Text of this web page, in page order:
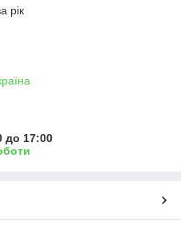
рік
до 17:00